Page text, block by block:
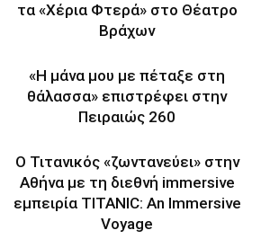
τα «Χέρια Φτερά» στο Θέατρο
Βράχων
«Η μάνα μου με πέταξε στη
θάλασσα» επιστρέφει στην
Πειραιώς 260
Ο Τιτανικός «ζωντανεύει» στην
Αθήνα με τη διεθνή immersive
εμπειρία TITANIC: An Immersive
Voyage